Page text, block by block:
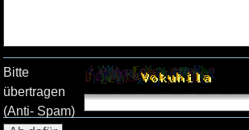
Bitte
übertragen
(Anti- Spam)